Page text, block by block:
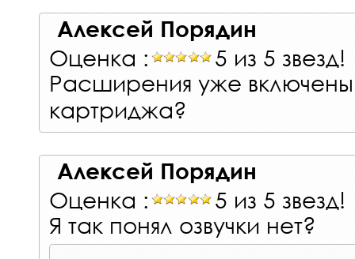
Алексей Порядин
Оценка :
5 из 5 звезд!
Расширения уже включены
картриджа?
Алексей Порядин
Оценка :
5 из 5 звезд!
Я так понял озвучки нет?